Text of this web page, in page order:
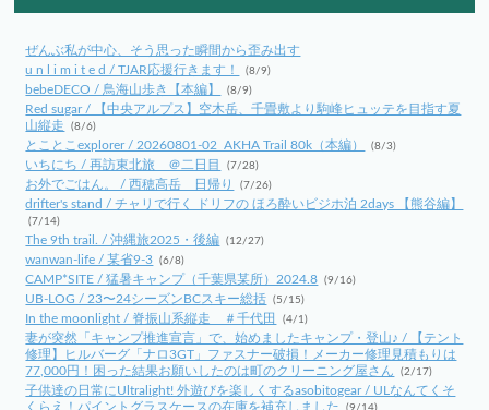
ぜんぶ私が中心、そう思った瞬間から歪み出す
u n l i m i t e d / TJAR応援行きます！
(8/9)
bebeDECO / 鳥海山歩き【本編】 (8/9)
Red sugar / 【中央アルプス】空木岳、千畳敷より駒峰ヒュッテを目指す夏
山縦走
(8/6)
とことこexplorer / 20260801-02_AKHA Trail 80k（本編） (8/3)
いちにち / 再訪東北旅 ＠二日目 (7/28)
お外でごはん。 / 西穂高岳 日帰り (7/26)
drifter's stand / チャリで行く ドリフの ほろ酔いビジホ泊 2days 【熊谷編】
(7/14)
The 9th trail. / 沖縄旅2025・後編 (12/27)
wanwan-life / 某省9-3 (6/8)
CAMP*SITE / 猛暑キャンプ（千葉県某所）2024.8 (9/16)
UB-LOG / 23〜24シーズンBCスキー総括 (5/15)
In the moonlight / 脊振山系縦走 ＃千代田 (4/1)
妻が突然「キャンプ推進宣言」で、始めましたキャンプ・登山♪ / 【テント
修理】ヒルバーグ「ナロ3GT」ファスナー破損！メーカー修理見積もりは
77,000円！困った結果お願いしたのは町のクリーニング屋さん
(2/17)
子供達の日常にUltralight! 外遊びを楽しくするasobitogear / ULなんてくそ
くらえ！パイントグラスケースの在庫を補充しました